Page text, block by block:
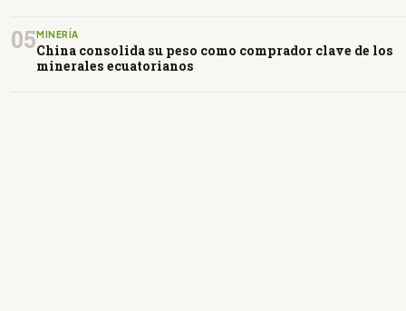
05MINERÍA
China consolida su peso como comprador clave de los
minerales ecuatorianos